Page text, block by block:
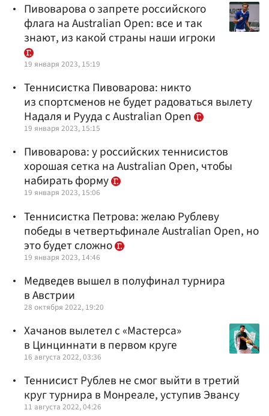
Пивоварова о запрете российского
флага на Australian Open: все и так
знают, из какой страны наши игроки
19 января 2023, 15:19
Теннисистка Пивоварова: никто
из спортсменов не будет радоваться вылету
Надаля и Рууда с Australian Open
19 января 2023, 15:15
Пивоварова: у российских теннисистов
хорошая сетка на Australian Open, чтобы
набирать форму
19 января 2023, 15:06
Теннисистка Петрова: желаю Рублеву
победы в четвертьфинале Australian Open, но
это будет сложно
19 января 2023, 14:46
Медведев вышел в полуфинал турнира
в Австрии
28 октября 2022, 19:20
Хачанов вылетел с «Мастерса»
в Цинциннати в первом круге
16 августа 2022, 03:36
Теннисист Рублев не смог выйти в третий
круг турнира в Монреале, уступив Эвансу
11 августа 2022, 04:26